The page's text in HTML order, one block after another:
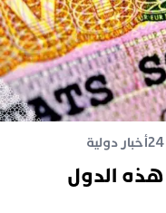
أخبار دولية
هذه الدول